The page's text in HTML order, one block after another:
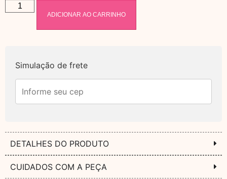
ADICIONAR AO CARRINHO
Simulação de frete
DETALHES DO PRODUTO
CUIDADOS COM A PEÇA